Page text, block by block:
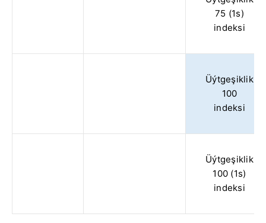
75 (1s)
indeksi
Üýtgeşiklik
100
indeksi
Üýtgeşiklik
100 (1s)
indeksi